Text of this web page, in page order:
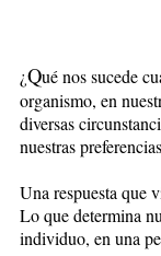
¿Qué nos sucede
organismo, en
diversas
nuestras
Una respuesta que
Lo que determina
individuo, en una